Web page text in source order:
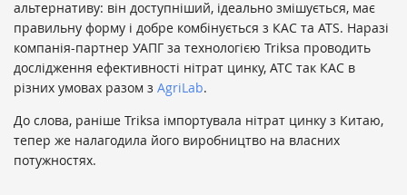
альтернативу: він доступніший, ідеально змішується, має
правильну форму і добре комбінується з КАС та ATS. Наразі
компанія-партнер УАПГ за технологією Triksa проводить
дослідження ефективності нітрат цинку, АТС так КАС в
різних умовах разом з AgriLab.
До слова, раніше Triksa імпортувала нітрат цинку з Китаю,
тепер же налагодила його виробництво на власних
потужностях.